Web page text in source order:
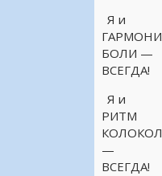
Я и
БОЛИ —
ВСЕГДА!
Я и
РИТМ
—
ВСЕГДА!